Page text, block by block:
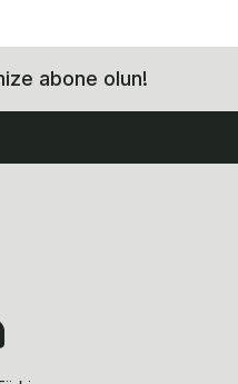
abone olun!